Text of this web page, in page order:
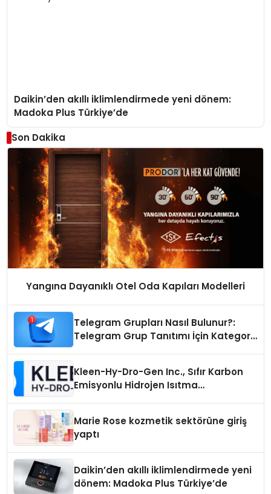
Daikin’den akıllı iklimlendirmede yeni dönem:
Madoka Plus Türkiye’de
Son Dakika
Yangına Dayanıklı Otel Oda Kapıları Modelleri
Telegram Grupları Nasıl Bulunur?:
Telegram Grup Tanıtımı İçin Kategori
Kleen-Hy-Dro-Gen Inc., Sıfır Karbon
Emisyonlu Hidrojen Isıtma
Marie Rose kozmetik sektörüne giriş
yaptı
Daikin’den akıllı iklimlendirmede yeni
dönem: Madoka Plus Türkiye’de